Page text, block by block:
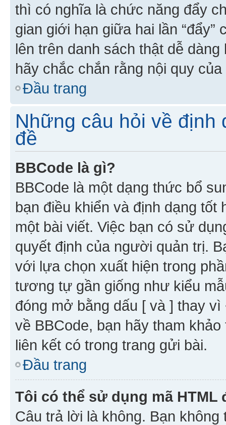
thì có nghĩa là chức năng đẩy
gian giới hạn giữa hai lần “đẩy”
lên trên danh sách thật dễ
hãy chắc chắn rằng nội quy
Đầu trang
Những câu hỏi về định
đề
BBCode là gì?
BBCode là một dạng thức bổ
bạn điều khiển và định dạng
một bài viết. Việc bạn có sử
quyết định của người quản trị.
với lựa chọn xuất hiện trong
tương tự gần giống như kiểu
đóng mở bằng dấu [ và ] thay
về BBCode, bạn hãy tham
liên kết có trong trang gửi bài.
Đầu trang
Tôi có thể sử dụng mã
Câu trả lời là không. Bạn